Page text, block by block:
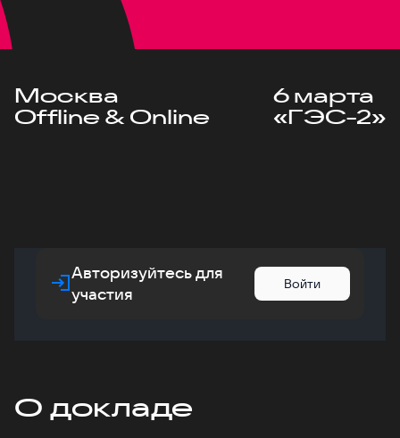
Москва
Offline & Online
6 марта
«ГЭС-2»
Авторизуйтесь для
участия
Войти
О докладе